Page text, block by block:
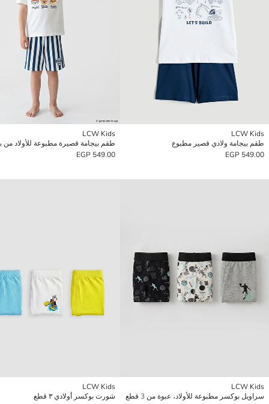
LCW Kids
طقم بيجامة ولادي قصير مطبوع
549.00 EGP
LCW Kids
549.00 EGP
LCW Kids
سراويل بوكسر مطبوعة للأولاد، عبوة من 3 قطع
LCW Kids
شورت بوكسر أولادي ٣ قطع